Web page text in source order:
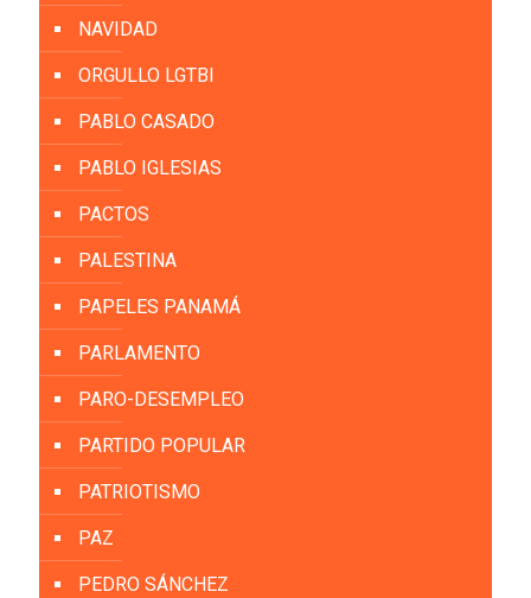
NAVIDAD
ORGULLO LGTBI
PABLO CASADO
PABLO IGLESIAS
PACTOS
PALESTINA
PAPELES PANAMÁ
PARLAMENTO
PARO-DESEMPLEO
PARTIDO POPULAR
PATRIOTISMO
PAZ
PEDRO SÁNCHEZ